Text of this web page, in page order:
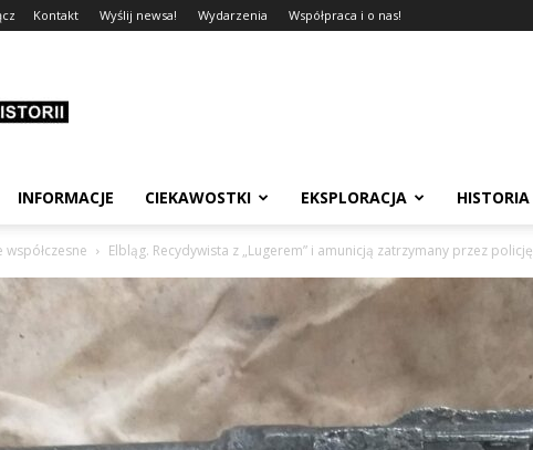
Kontakt Wyślij newsa! Wydarzenia Współpraca i o nas!
INFORMACJE CIEKAWOSTKI EKSPLORACJA HISTORIA
Elbląg. Recydywista z „Lugerem” i amunicją zatrzymany przez policję